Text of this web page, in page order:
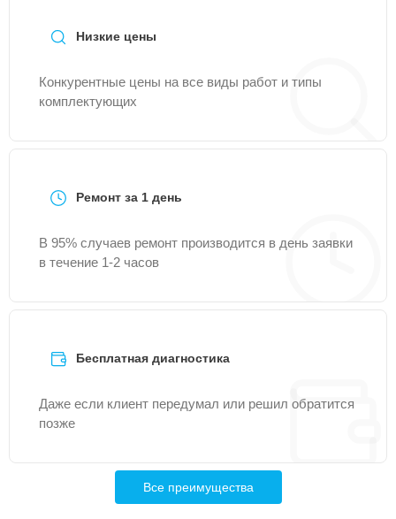
Низкие цены
Конкурентные цены на все виды работ и типы
комплектующих
Ремонт за 1 день
В 95% случаев ремонт производится в день заявки
в течение 1-2 часов
Бесплатная диагностика
Даже если клиент передумал или решил обратится
позже
Все преимущества